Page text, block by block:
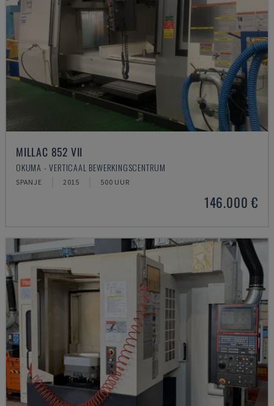
MILLAC 852 VII
OKUMA - VERTICAAL BEWERKINGSCENTRUM
SPANJE 2015 500 UUR
146.000 €